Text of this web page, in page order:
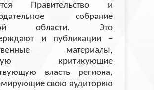
Правительство и
собрание
области. Это
и публикации –
материалы,
критикующие
власть региона,
свою аудиторию